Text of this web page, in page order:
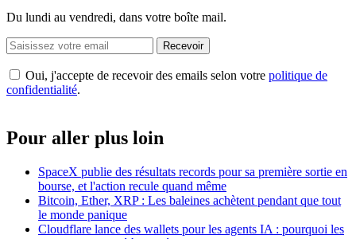
Du lundi au vendredi, dans votre boîte mail.
Recevoir
Oui, j'accepte de recevoir des emails selon votre politique de
confidentialité.
Pour aller plus loin
SpaceX publie des résultats records pour sa première sortie en
bourse, et l'action recule quand même
Bitcoin, Ether, XRP : Les baleines achètent pendant que tout
le monde panique
Cloudflare lance des wallets pour les agents IA : pourquoi les